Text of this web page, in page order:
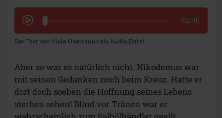
02:46
Der Text von Viola Oberrauch als Audio.Datei
Aber so war es natürlich nicht. Nikodemus war
mit seinen Gedanken noch beim Kreuz. Hatte er
dort doch soeben die Hoffnung seines Lebens
sterben sehen! Blind vor Tränen war er